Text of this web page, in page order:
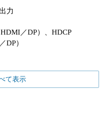
力
／DP）、HDCP
DP）
て表示